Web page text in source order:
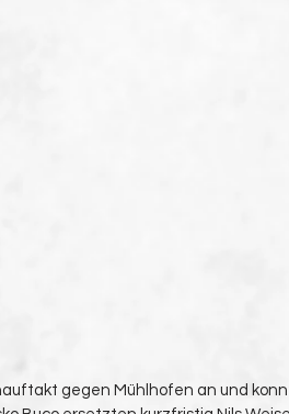
gegen Mühlhofen an und